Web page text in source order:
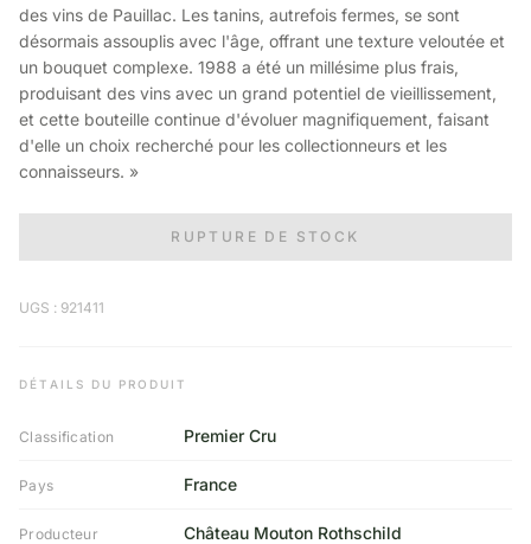
des vins de Pauillac. Les tanins, autrefois fermes, se sont
désormais assouplis avec l'âge, offrant une texture veloutée et
un bouquet complexe. 1988 a été un millésime plus frais,
produisant des vins avec un grand potentiel de vieillissement,
et cette bouteille continue d'évoluer magnifiquement, faisant
d'elle un choix recherché pour les collectionneurs et les
connaisseurs. »
RUPTURE DE STOCK
UGS : 921411
DÉTAILS DU PRODUIT
Classification Premier Cru
Pays France
Producteur Château Mouton Rothschild